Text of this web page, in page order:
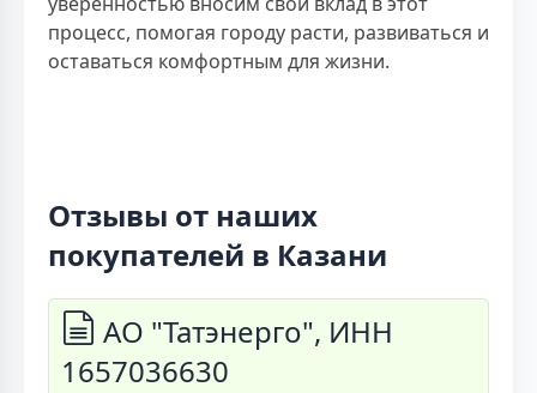
процесс, помогая городу расти, развиваться и
оставаться комфортным для жизни.
Отзывы от наших
покупателей в Казани
АО "Татэнерго", ИНН
1657036630